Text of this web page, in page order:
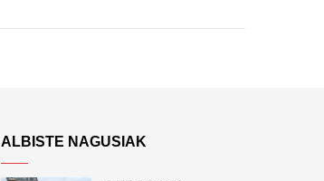
ALBISTE NAGUSIAK